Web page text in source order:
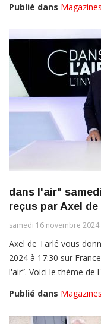
Publié dans Magazines
dans l'air"
reçus par Axel
samedi 16 novembre 2024
Axel de Tarlé vous
2024 à 17:30 sur
l'air”. Voici le thème de
Publié dans Magazines